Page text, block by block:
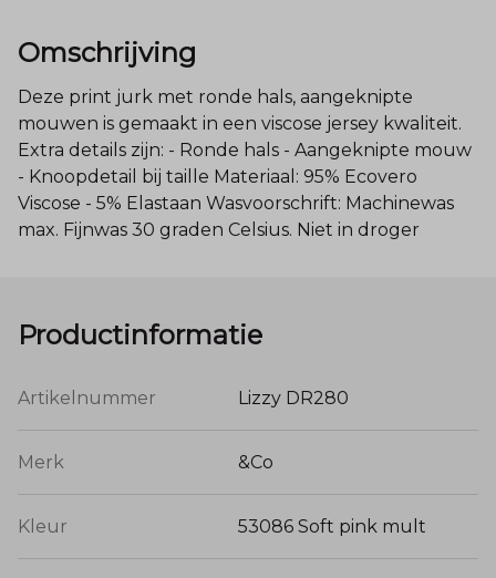
Omschrijving
Deze print jurk met ronde hals, aangeknipte
mouwen is gemaakt in een viscose jersey kwaliteit.
Extra details zijn: - Ronde hals - Aangeknipte mouw
- Knoopdetail bij taille Materiaal: 95% Ecovero
Viscose - 5% Elastaan Wasvoorschrift: Machinewas
max. Fijnwas 30 graden Celsius. Niet in droger
Productinformatie
Artikelnummer Lizzy DR280
Merk &Co
Kleur 53086 Soft pink mult